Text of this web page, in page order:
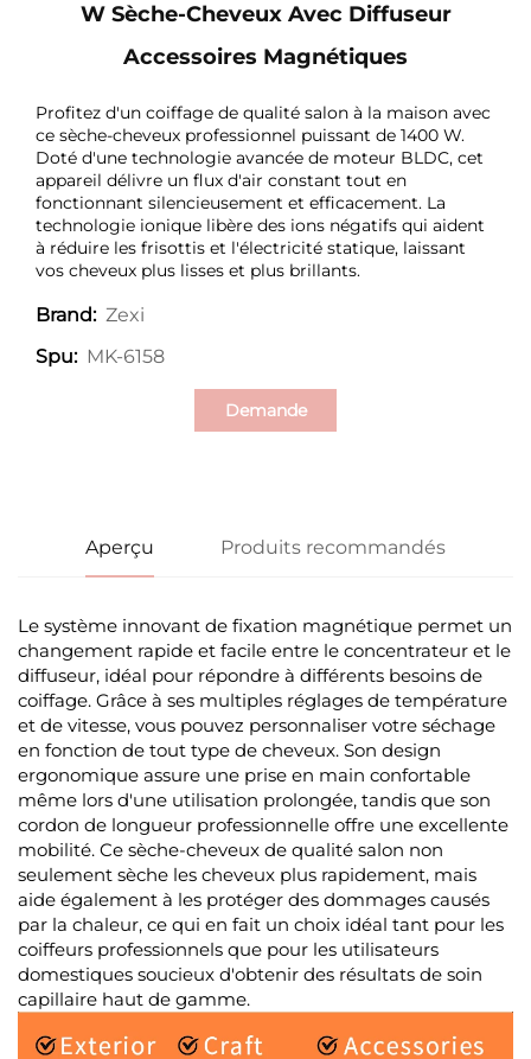
W Sèche-Cheveux Avec Diffuseur
Accessoires Magnétiques
Profitez d'un coiffage de qualité salon à la maison avec
ce sèche-cheveux professionnel puissant de 1400 W.
Doté d'une technologie avancée de moteur BLDC, cet
appareil délivre un flux d'air constant tout en
fonctionnant silencieusement et efficacement. La
technologie ionique libère des ions négatifs qui aident
à réduire les frisottis et l'électricité statique, laissant
vos cheveux plus lisses et plus brillants.
Brand: Zexi
Spu: MK-6158
Demande
Aperçu Produits recommandés
Le système innovant de fixation magnétique permet un
changement rapide et facile entre le concentrateur et le
diffuseur, idéal pour répondre à différents besoins de
coiffage. Grâce à ses multiples réglages de température
et de vitesse, vous pouvez personnaliser votre séchage
en fonction de tout type de cheveux. Son design
ergonomique assure une prise en main confortable
même lors d'une utilisation prolongée, tandis que son
cordon de longueur professionnelle offre une excellente
mobilité. Ce sèche-cheveux de qualité salon non
seulement sèche les cheveux plus rapidement, mais
aide également à les protéger des dommages causés
par la chaleur, ce qui en fait un choix idéal tant pour les
coiffeurs professionnels que pour les utilisateurs
domestiques soucieux d'obtenir des résultats de soin
capillaire haut de gamme.